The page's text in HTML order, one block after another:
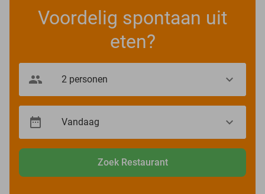
Voordelig spontaan uit
eten?
Zoek Restaurant